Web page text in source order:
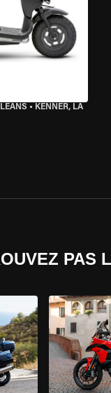
• KENNER, LA
PAS